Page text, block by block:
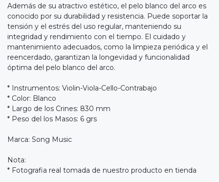
Además de su atractivo estético, el pelo blanco del arco es
conocido por su durabilidad y resistencia. Puede soportar la
tensión y el estrés del uso regular, manteniendo su
integridad y rendimiento con el tiempo. El cuidado y
mantenimiento adecuados, como la limpieza periódica y el
reencerdado, garantizan la longevidad y funcionalidad
óptima del pelo blanco del arco.
* Instrumentos: Violin-Viola-Cello-Contrabajo
* Color: Blanco
* Largo de los Crines: 830 mm
* Peso del los Masos: 6 grs
Marca: Song Music
Nota:
* Fotografia real tomada de nuestro producto en tienda